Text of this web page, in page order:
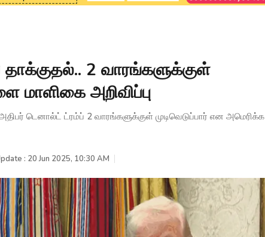
தாக்குதல்.. 2 வாரங்களுக்குள்
மாளிகை அறிவிப்பு
டெனால்ட் ட்ரம்ப் 2 வாரங்களுக்குள் முடிவெடுப்பார் என அமெரிக்க
: 20 Jun 2025, 10:30 AM